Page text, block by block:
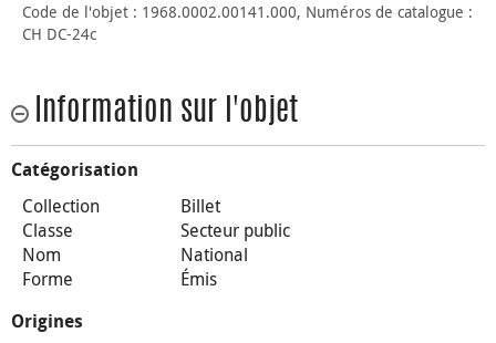
Code de l'objet : 1968.0002.00141.000, Numéros de catalogue :
CH DC-24c
Information sur l'objet
Catégorisation
Collection
Billet
Classe
Secteur public
Nom
National
Forme
Émis
Origines